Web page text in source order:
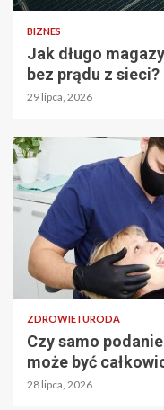
BIZNES
Jak długo
bez prądu z sieci?
29 lipca, 2026
ZDROWIE I URODA
Czy samo
może być
28 lipca, 2026